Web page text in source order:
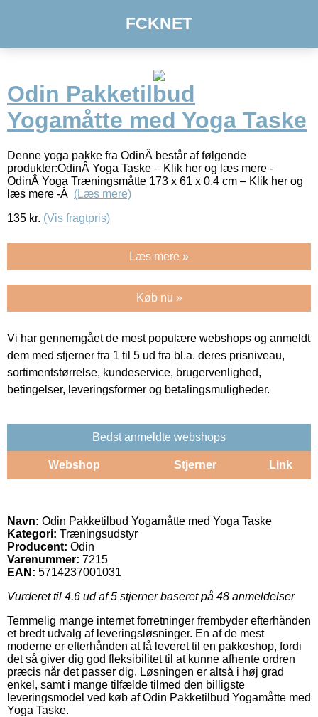
FCKNET
Odin Pakketilbud
Yogamåtte med Yoga Taske
Denne yoga pakke fra OdinÂ består af følgende
produkter:OdinÂ Yoga Taske – Klik her og læs mere -
OdinÂ Yoga Træningsmåtte 173 x 61 x 0,4 cm – Klik her og
læs mere -Â (Læs mere)
135 kr. (Vis fragtpris)
Læs mere »
Køb nu »
Vi har gennemgået de mest populære webshops og anmeldt
dem med stjerner fra 1 til 5 ud fra bl.a. deres prisniveau,
sortimentstørrelse, kundeservice, brugervenlighed,
betingelser, leveringsformer og betalingsmuligheder.
Bedst anmeldte webshops
Webshop Stjerner Link
Navn: Odin Pakketilbud Yogamåtte med Yoga Taske
Kategori: Træningsudstyr
Producent: Odin
Varenummer: 7215
EAN: 5714237001031
Vurderet til 4.6 ud af 5 stjerner baseret på 48 anmeldelser
Temmelig mange internet forretninger frembyder efterhånden
et bredt udvalg af leveringsløsninger. En af de mest
moderne er efterhånden at få leveret til en pakkeshop, fordi
det så giver dig god fleksibilitet til at kunne afhente ordren
præcis når det passer dig. Løsningen er altså i høj grad
enkel, samt i mange tilfælde tilmed den billigste
leveringsmodel ved køb af Odin Pakketilbud Yogamåtte med
Yoga Taske.